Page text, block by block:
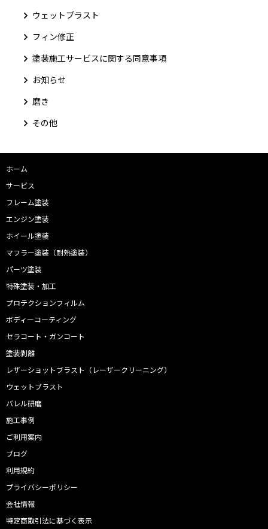
ウェットブラスト
フィン修正
塗装施工サービスに関する同意事項
お知らせ
磨き
その他
ホーム
サービス
フレーム塗装
エンジン塗装
ホイール塗装
マフラー塗装（耐熱塗装）
パーツ塗装
特殊塗装・加工
プロテクションフィルム
ボディーコーティング
セラコート・ガンコート
塗装剥離
レザーショットブラスト（レーザークリーニング）
ウェットブラスト
バレル研磨
施工事例
ご利用案内
ブログ
利用規約
プライバシーポリシー
会社情報
特定商取引法に基づく表示